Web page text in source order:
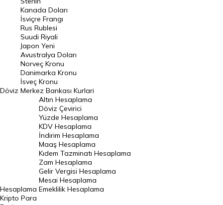
Frank Kuru
Riyal Kuru
Avustralya Doları
Danimarka Kronu Kuru
Kanada Doları Kuru
Norveç Kronu Kuru
İsveç Kronu Kuru
Japon Yeni Kuru
Serbest Piyasa Döviz Kurları
Merkez Bankası Döviz Kurları
Altın Fiyatları
Döviz
Kanada Doları
İsviçre Frangı
Rus Rublesi
Suudi Riyali
Japon Yeni
Avustralya Doları
Norveç Kronu
Danimarka Kronu
İsveç Kronu
Merkez Bankası Kurlari
Hesaplama
Altın Hesaplama
Döviz Çevirici
Yüzde Hesaplama
KDV Hesaplama
İndirim Hesaplama
Maaş Hesaplama
Kıdem Tazminatı Hesaplama
Zam Hesaplama
Gelir Vergisi Hesaplama
Mesai Hesaplama
Emeklilik Hesaplama
Kripto Para